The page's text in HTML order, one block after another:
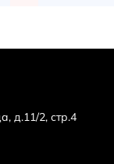
д.11/2, стр.4